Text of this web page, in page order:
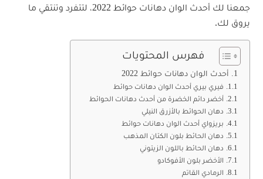
جمعنا لك أحدث الوان دهانات حوائط 2022، لتتفرد وتنتقي ما
يروق لك.
فهرس المحتويات
أحدث الوان دهانات حوائط 2022
فيري بيري أحدث الوان دهانات حوائط
أخضر دائم الخضرة من أحدث دهانات الحوائط
دهان الحوائط بالأزرق النيلي
بريزواي أحدث الوان دهانات حوائط
دهان الحائط بلون الكتان المذهب
دهان الحائط باللون الزيتوني
الأخضر بلون الأفوكادو
الرمادي القاتم